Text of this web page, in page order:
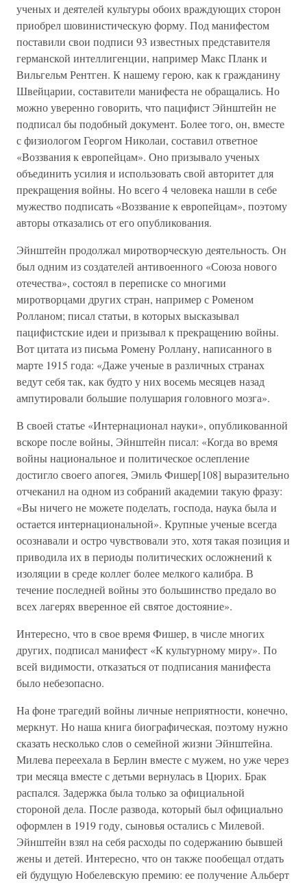
ученых и деятелей культуры обоих враждующих сторон
приобрел шовинистическую форму. Под манифестом
поставили свои подписи 93 известных представителя
германской интеллигенции, например Макс Планк и
Вильгельм Рентген. К нашему герою, как к гражданину
Швейцарии, составители манифеста не обращались. Но
можно уверенно говорить, что пацифист Эйнштейн не
подписал бы подобный документ. Более того, он, вместе
с физиологом Георгом Николаи, составил ответное
«Воззвания к европейцам». Оно призывало ученых
объединить усилия и использовать свой авторитет для
прекращения войны. Но всего 4 человека нашли в себе
мужество подписать «Воззвание к европейцам», поэтому
авторы отказались от его опубликования.
Эйнштейн продолжал миротворческую деятельность. Он
был одним из создателей антивоенного «Союза нового
отечества», состоял в переписке со многими
миротворцами других стран, например с Роменом
Ролланом; писал статьи, в которых высказывал
пацифистские идеи и призывал к прекращению войны.
Вот цитата из письма Ромену Роллану, написанного в
марте 1915 года: «Даже ученые в различных странах
ведут себя так, как будто у них восемь месяцев назад
ампутировали большие полушария головного мозга».
В своей статье «Интернационал науки», опубликованной
вскоре после войны, Эйнштейн писал: «Когда во время
войны национальное и политическое ослепление
достигло своего апогея, Эмиль Фишер[108] выразительно
отчеканил на одном из собраний академии такую фразу:
«Вы ничего не можете поделать, господа, наука была и
остается интернациональной». Крупные ученые всегда
осознавали и остро чувствовали это, хотя такая позиция и
приводила их в периоды политических осложнений к
изоляции в среде коллег более мелкого калибра. В
течение последней войны это большинство предало во
всех лагерях вверенное ей святое достояние».
Интересно, что в свое время Фишер, в числе многих
других, подписал манифест «К культурному миру». По
всей видимости, отказаться от подписания манифеста
было небезопасно.
На фоне трагедий войны личные неприятности, конечно,
меркнут. Но наша книга биографическая, поэтому нужно
сказать несколько слов о семейной жизни Эйнштейна.
Милева переехала в Берлин вместе с мужем, но уже через
три месяца вместе с детьми вернулась в Цюрих. Брак
распался. Задержка была только за официальной
стороной дела. После развода, который был официально
оформлен в 1919 году, сыновья остались с Милевой.
Эйнштейн взял на себя расходы по содержанию бывшей
жены и детей. Интересно, что он также пообещал отдать
ей будущую Нобелевскую премию: ее получение Альберт